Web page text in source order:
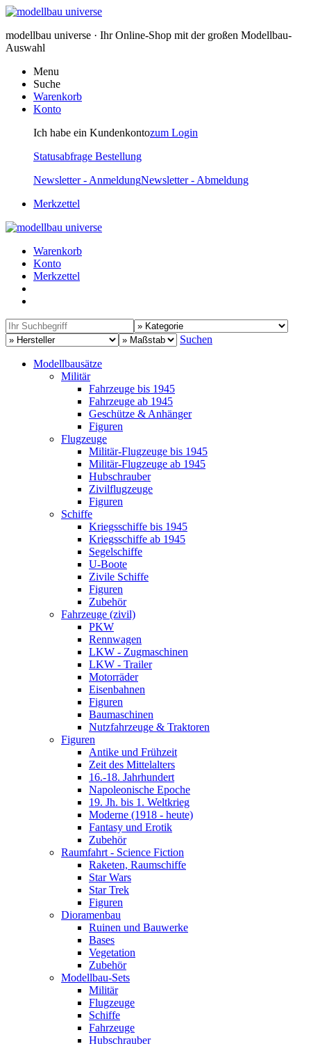
modellbau universe · Ihr Online-Shop mit der großen Modellbau-
Auswahl
Menu
Suche
Warenkorb
Konto
Ich habe ein Kundenkontozum Login
Statusabfrage Bestellung
Newsletter - AnmeldungNewsletter - Abmeldung
Merkzettel
Warenkorb
Konto
Merkzettel
Suchen
Modellbausätze
Militär
Fahrzeuge bis 1945
Fahrzeuge ab 1945
Geschütze & Anhänger
Figuren
Flugzeuge
Militär-Flugzeuge bis 1945
Militär-Flugzeuge ab 1945
Hubschrauber
Zivilflugzeuge
Figuren
Schiffe
Kriegsschiffe bis 1945
Kriegsschiffe ab 1945
Segelschiffe
U-Boote
Zivile Schiffe
Figuren
Zubehör
Fahrzeuge (zivil)
PKW
Rennwagen
LKW - Zugmaschinen
LKW - Trailer
Motorräder
Eisenbahnen
Figuren
Baumaschinen
Nutzfahrzeuge & Traktoren
Figuren
Antike und Frühzeit
Zeit des Mittelalters
16.-18. Jahrhundert
Napoleonische Epoche
19. Jh. bis 1. Weltkrieg
Moderne (1918 - heute)
Fantasy und Erotik
Zubehör
Raumfahrt - Science Fiction
Raketen, Raumschiffe
Star Wars
Star Trek
Figuren
Dioramenbau
Ruinen und Bauwerke
Bases
Vegetation
Zubehör
Modellbau-Sets
Militär
Flugzeuge
Schiffe
Fahrzeuge
Hubschrauber